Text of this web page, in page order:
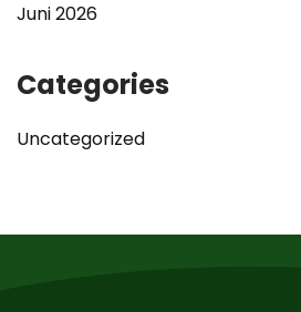
Juni 2026
Categories
Uncategorized